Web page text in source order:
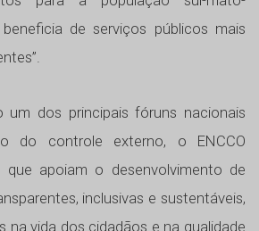
de serviços públicos mais
um dos principais fóruns nacionais
do controle externo, o ENCCO
que apoiam o desenvolvimento de
inclusivas e sustentáveis,
na vida dos cidadãos e na qualidade